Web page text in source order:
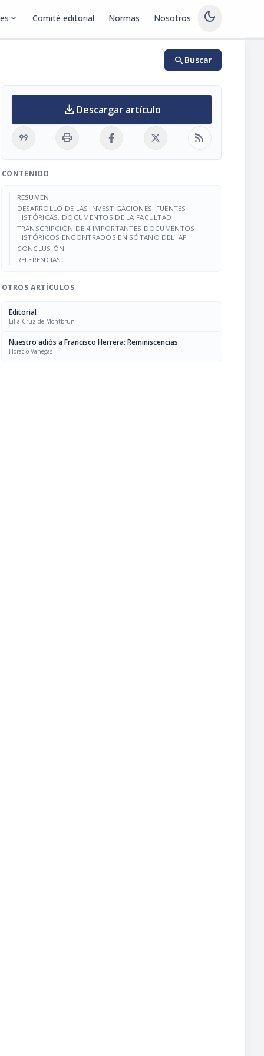
expand_more Comité editorial Normas Nosotros dark_mode
searchBuscar
download Descargar artículo
format_quote print rss_feed
CONTENIDO
RESUMEN
DESARROLLO DE LAS INVESTIGACIONES: FUENTES
HISTÓRICAS. DOCUMENTOS DE LA FACULTAD
TRANSCRIPCIÓN DE 4 IMPORTANTES DOCUMENTOS
HISTÓRICOS ENCONTRADOS EN SÓTANO DEL IAP
CONCLUSIÓN
REFERENCIAS
OTROS ARTÍCULOS
Editorial
Lilia Cruz de Montbrun
Nuestro adiós a Francisco Herrera: Reminiscencias
Horacio Vanegas